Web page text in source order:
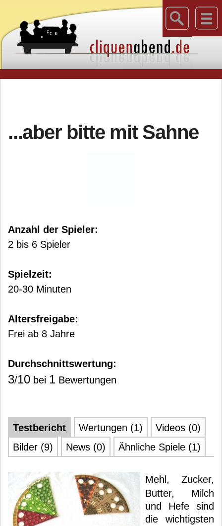
...aber bitte mit Sahne
Anzahl der Spieler:
2 bis 6 Spieler
Spielzeit:
20-30 Minuten
Altersfreigabe:
Frei ab 8 Jahre
Durchschnittswertung:
3/10 bei 1 Bewertungen
Testbericht Wertungen (1)
Videos (0)
Bilder (9)
News (0) Ähnliche Spiele (1)
Mehl, Zucker,
Butter, Milch
und Hefe sind
die wichtigsten